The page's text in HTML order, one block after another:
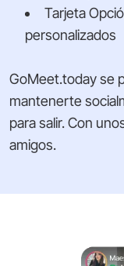
Tarjeta
personalizados
GoMeet.today se
mantenerte
para salir. Con
amigos.